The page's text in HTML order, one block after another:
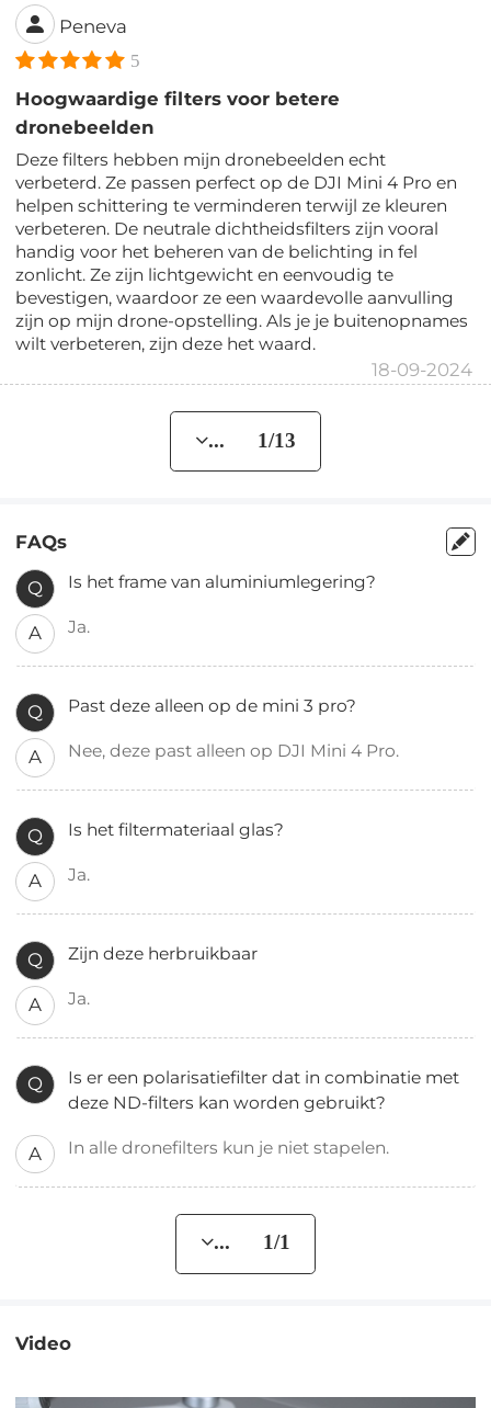
Peneva
5
Hoogwaardige filters voor betere
dronebeelden
Deze filters hebben mijn dronebeelden echt
verbeterd. Ze passen perfect op de DJI Mini 4 Pro en
helpen schittering te verminderen terwijl ze kleuren
verbeteren. De neutrale dichtheidsfilters zijn vooral
handig voor het beheren van de belichting in fel
zonlicht. Ze zijn lichtgewicht en eenvoudig te
bevestigen, waardoor ze een waardevolle aanvulling
zijn op mijn drone-opstelling. Als je je buitenopnames
wilt verbeteren, zijn deze het waard.
18-09-2024
... 1/13
FAQs
Q Is het frame van aluminiumlegering?
A Ja.
Q Past deze alleen op de mini 3 pro?
A Nee, deze past alleen op DJI Mini 4 Pro.
Q Is het filtermateriaal glas?
A Ja.
Q Zijn deze herbruikbaar
A Ja.
Q
Is er een polarisatiefilter dat in combinatie met
deze ND-filters kan worden gebruikt?
A In alle dronefilters kun je niet stapelen.
... 1/1
Video